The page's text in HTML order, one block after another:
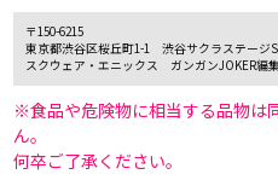
〒150-6215
東京都渋谷区桜丘町1-1 渋谷サクラステージ
スクウェア・エニックス ガンガンJOKER編
※食品や危険物に相当する品物は
ん。
何卒ご了承ください。